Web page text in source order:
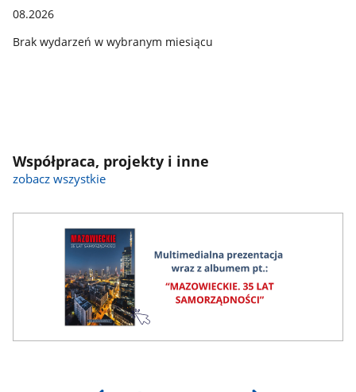
08.2026
Brak wydarzeń w wybranym miesiącu
Współpraca, projekty i inne
zobacz wszystkie